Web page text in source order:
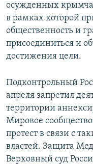
осужденных
в рамках которой
общественность и
присоединиться и
достижения цели.
Подконтрольный
апреля запретил
территории
Мировое
протест в связи с
властей. Защита
Верховный суд